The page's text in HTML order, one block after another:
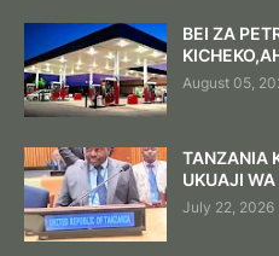
BEI ZA
August 05,
TANZANIA
UKUAJI
July 22, 2026